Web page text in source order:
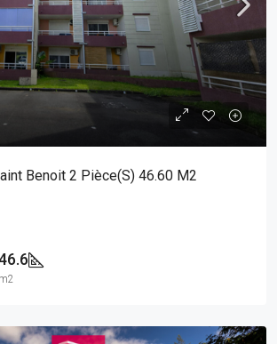
Benoit 2 Pièce(s) 46.60 M2
m2